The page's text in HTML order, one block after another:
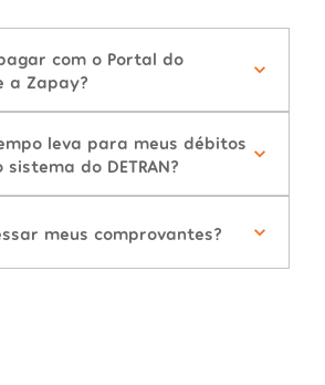
com o Portal do
a Zapay?
leva para meus débitos
do DETRAN?
meus comprovantes?